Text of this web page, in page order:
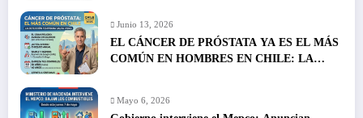
Junio 13, 2026
EL CÁNCER DE PRÓSTATA YA ES EL MÁS
COMÚN EN HOMBRES EN CHILE: LA
Mayo 6, 2026